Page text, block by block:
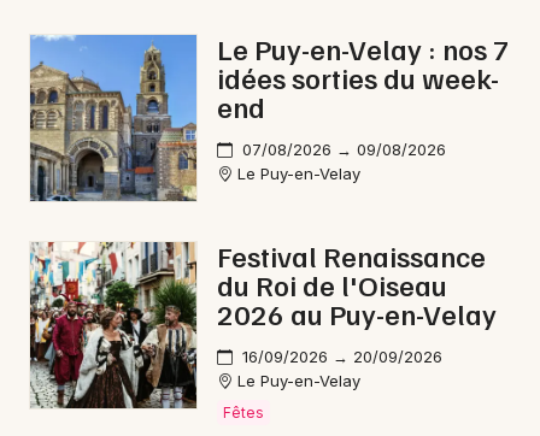
Mon email
Je m'abonne
Le Puy-en-Velay : nos 7
idées sorties du week-
end
07/08/2026 → 09/08/2026
Le Puy-en-Velay
Festival Renaissance
du Roi de l'Oiseau
2026 au Puy-en-Velay
16/09/2026 → 20/09/2026
Le Puy-en-Velay
Fêtes